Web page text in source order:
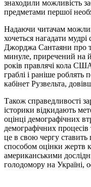
знаходили можливість
предметами першої
Надаючи читачам
хочеться нагадати
Джорджа Сантаяни про
минуле, приречений на
років правлячі кола
граблі і раніше роблять
кабінет Рузвельта,
Також справедливості
історики відкидають
оцінці демографічних
демографічних процесів
це в свою чергу ставить
способом оцінки жертв
американськими
голодомору на Україні,